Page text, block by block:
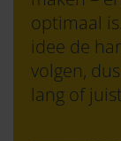
optimaal
idee de
volgen,
lang of